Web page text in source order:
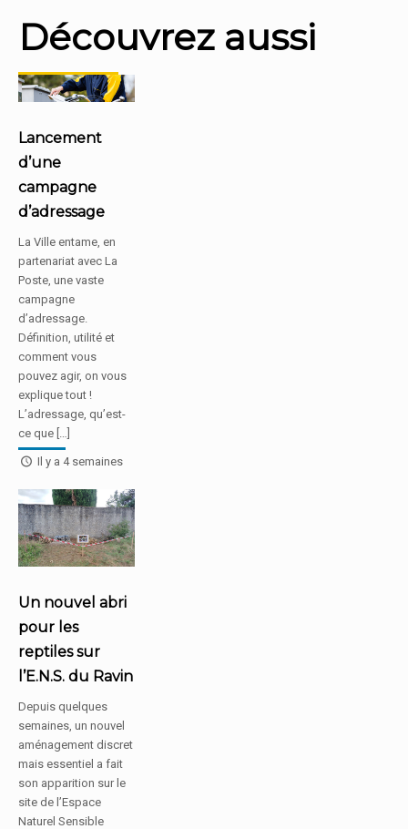
Découvrez aussi
Lancement
d’une
campagne
d’adressage
La Ville entame, en
partenariat avec La
Poste, une vaste
campagne
d’adressage.
Définition, utilité et
comment vous
pouvez agir, on vous
explique tout !
L’adressage, qu’est-
ce que […]
Il y a 4 semaines
Un nouvel abri
pour les
reptiles sur
l’E.N.S. du Ravin
Depuis quelques
semaines, un nouvel
aménagement discret
mais essentiel a fait
son apparition sur le
site de l’Espace
Naturel Sensible